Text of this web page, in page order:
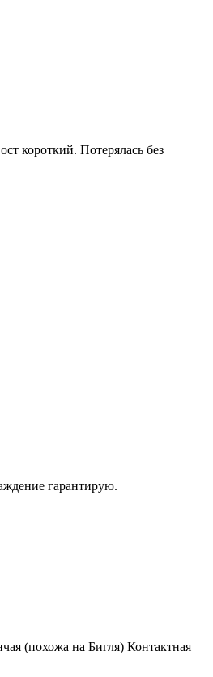
короткий. Потерялась без
гарантирую.
(похожа на Бигля) Контактная